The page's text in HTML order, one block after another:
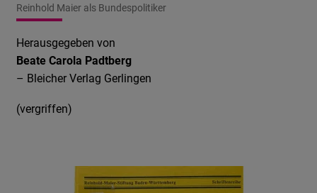
Reinhold Maier als Bundespolitiker
Herausgegeben von
Beate Carola Padtberg
– Bleicher Verlag Gerlingen
(vergriffen)